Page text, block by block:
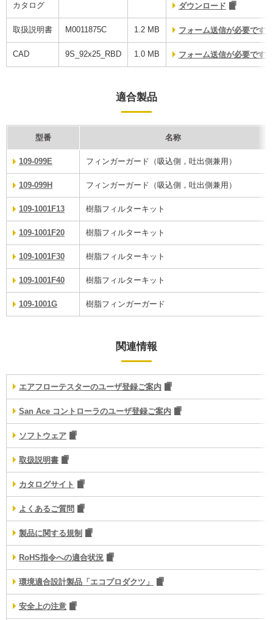
カタログ ダウンロード
取扱説明書 M0011875C 1.2 MB フォーム送信が必要です
CAD 9S_92x25_RBD 1.0 MB フォーム送信が必要です
適合製品
型番 名称
109-099E フィンガーガード（吸込側，吐出側兼用）
109-099H フィンガーガード（吸込側，吐出側兼用）
109-1001F13 樹脂フィルターキット
109-1001F20 樹脂フィルターキット
109-1001F30 樹脂フィルターキット
109-1001F40 樹脂フィルターキット
109-1001G 樹脂フィンガーガード
関連情報
エアフローテスターのユーザ登録ご案内
San Ace コントローラのユーザ登録ご案内
ソフトウェア
取扱説明書
カタログサイト
よくあるご質問
製品に関する規制
RoHS指令への適合状況
環境適合設計製品「エコプロダクツ」
安全上の注意